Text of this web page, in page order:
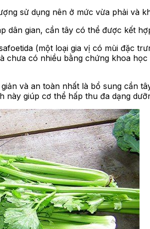
sử dụng nên ở mức vừa phải và
dân gian, cần tây có thể được kết
(một loại gia vị có mùi đặc
chưa có nhiều bằng chứng khoa
và an toàn nhất là bổ sung cần
giúp cơ thể hấp thu đa dạng